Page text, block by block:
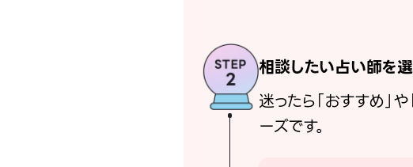
相談したい占い師を
迷ったら「おすすめ」
ーズです。